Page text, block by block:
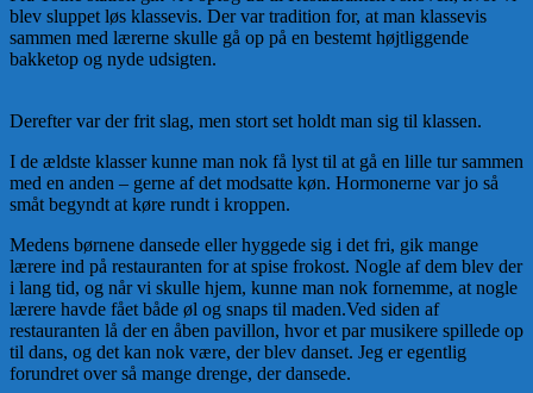
blev sluppet løs klassevis. Der var tradition for, at man klassevis
sammen med lærerne skulle gå op på en bestemt højtliggende
bakketop og nyde udsigten.
Derefter var der frit slag, men stort set holdt man sig til klassen.
I de ældste klasser kunne man nok få lyst til at gå en lille tur sammen
med en anden – gerne af det modsatte køn. Hormonerne var jo så
småt begyndt at køre rundt i kroppen.
Medens børnene dansede eller hyggede sig i det fri, gik mange
lærere ind på restauranten for at spise frokost. Nogle af dem blev der
i lang tid, og når vi skulle hjem, kunne man nok fornemme, at nogle
lærere havde fået både øl og snaps til maden.Ved siden af
restauranten lå der en åben pavillon, hvor et par musikere spillede op
til dans, og det kan nok være, der blev danset. Jeg er egentlig
forundret over så mange drenge, der dansede.